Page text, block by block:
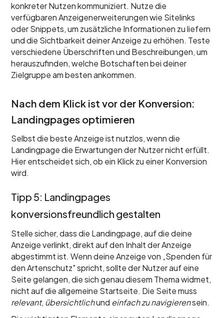
konkreter Nutzen kommuniziert. Nutze die
verfügbaren Anzeigenerweiterungen wie Sitelinks
oder Snippets, um zusätzliche Informationen zu liefern
und die Sichtbarkeit deiner Anzeige zu erhöhen. Teste
verschiedene Überschriften und Beschreibungen, um
herauszufinden, welche Botschaften bei deiner
Zielgruppe am besten ankommen.
Nach dem Klick ist vor der Konversion:
Landingpages optimieren
Selbst die beste Anzeige ist nutzlos, wenn die
Landingpage die Erwartungen der Nutzer nicht erfüllt.
Hier entscheidet sich, ob ein Klick zu einer Konversion
wird.
Tipp 5: Landingpages
konversionsfreundlich gestalten
Stelle sicher, dass die Landingpage, auf die deine
Anzeige verlinkt, direkt auf den Inhalt der Anzeige
abgestimmt ist. Wenn deine Anzeige von „Spenden für
den Artenschutz" spricht, sollte der Nutzer auf eine
Seite gelangen, die sich genau diesem Thema widmet,
nicht auf die allgemeine Startseite. Die Seite muss
relevant, übersichtlichund einfach zu navigierensein.